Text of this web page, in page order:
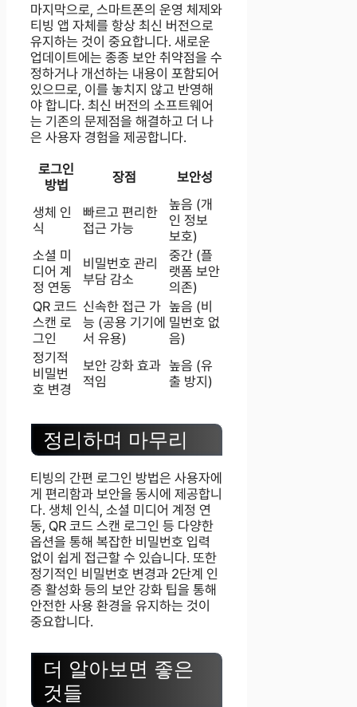
마지막으로, 스마트폰의 운영 체제와
티빙 앱 자체를 항상 최신 버전으로
유지하는 것이 중요합니다. 새로운
업데이트에는 종종 보안 취약점을 수
정하거나 개선하는 내용이 포함되어
있으므로, 이를 놓치지 않고 반영해
야 합니다. 최신 버전의 소프트웨어
는 기존의 문제점을 해결하고 더 나
은 사용자 경험을 제공합니다.
로그인
방법
장점 보안성
생체 인
식
빠르고 편리한
접근 가능
높음 (개
인 정보
보호)
소셜 미
디어 계
정 연동
비밀번호 관리
부담 감소
중간 (플
랫폼 보안
의존)
QR 코드
스캔 로
그인
신속한 접근 가
능 (공용 기기에
서 유용)
높음 (비
밀번호 없
음)
정기적
비밀번
호 변경
보안 강화 효과
적임
높음 (유
출 방지)
정리하며 마무리
티빙의 간편 로그인 방법은 사용자에
게 편리함과 보안을 동시에 제공합니
다. 생체 인식, 소셜 미디어 계정 연
동, QR 코드 스캔 로그인 등 다양한
옵션을 통해 복잡한 비밀번호 입력
없이 쉽게 접근할 수 있습니다. 또한
정기적인 비밀번호 변경과 2단계 인
증 활성화 등의 보안 강화 팁을 통해
안전한 사용 환경을 유지하는 것이
중요합니다.
더 알아보면 좋은
것들